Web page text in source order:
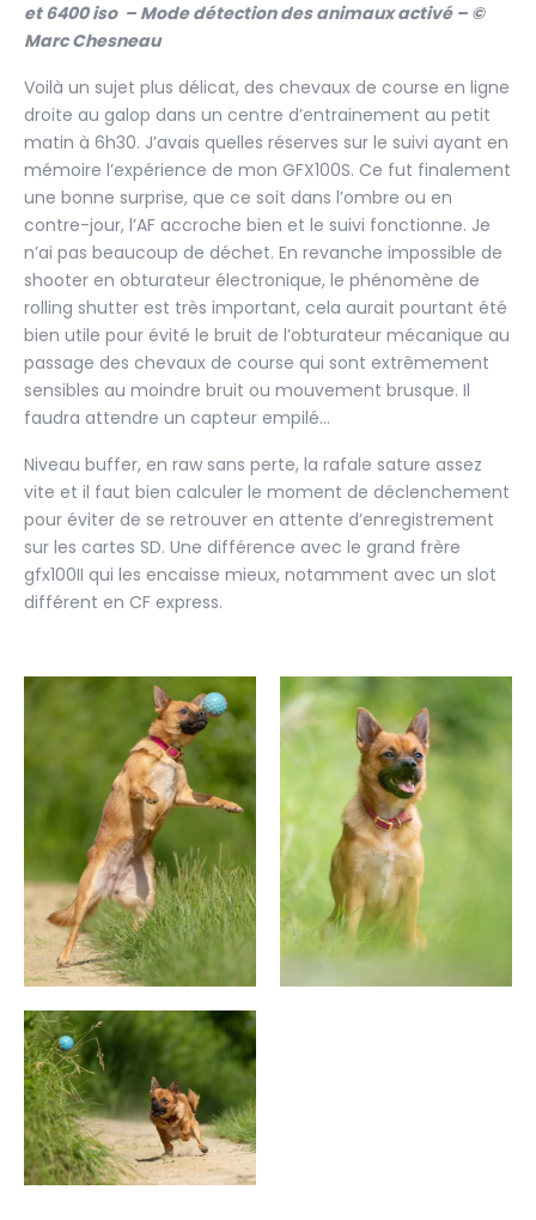
et 6400 iso – Mode détection des animaux activé – ©
Marc Chesneau
Voilà un sujet plus délicat, des chevaux de course en ligne
droite au galop dans un centre d’entrainement au petit
matin à 6h30. J’avais quelles réserves sur le suivi ayant en
mémoire l’expérience de mon GFX100S. Ce fut finalement
une bonne surprise, que ce soit dans l’ombre ou en
contre-jour, l’AF accroche bien et le suivi fonctionne. Je
n’ai pas beaucoup de déchet. En revanche impossible de
shooter en obturateur électronique, le phénomène de
rolling shutter est très important, cela aurait pourtant été
bien utile pour évité le bruit de l’obturateur mécanique au
passage des chevaux de course qui sont extrêmement
sensibles au moindre bruit ou mouvement brusque. Il
faudra attendre un capteur empilé…
Niveau buffer, en raw sans perte, la rafale sature assez
vite et il faut bien calculer le moment de déclenchement
pour éviter de se retrouver en attente d’enregistrement
sur les cartes SD. Une différence avec le grand frère
gfx100II qui les encaisse mieux, notamment avec un slot
différent en CF express.